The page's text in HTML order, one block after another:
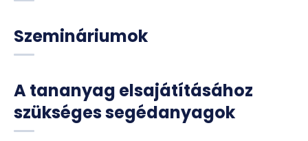
Szemináriumok
A tananyag elsajátításához
szükséges segédanyagok